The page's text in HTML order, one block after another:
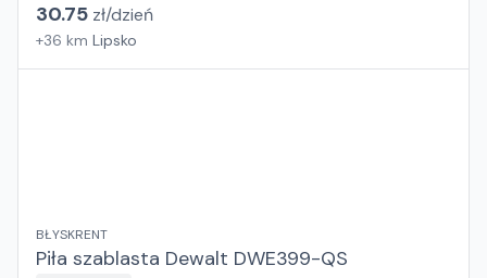
30.75 zł/dzień
+36 km Lipsko
BŁYSKRENT
Piła szablasta Dewalt DWE399-QS